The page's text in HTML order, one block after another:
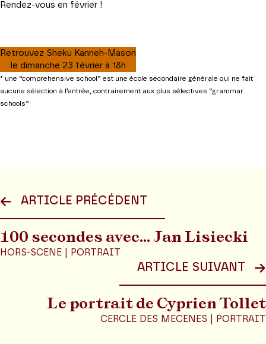
Rendez-vous en février !
Retrouvez Sheku Kanneh-Mason
le dimanche 23 février à 18h
* une “comprehensive school” est une école secondaire générale qui ne fait
aucune sélection à l’entrée, contrairement aux plus sélectives “grammar
schools”
ARTICLE PRÉCÉDENT
100 secondes avec… Jan Lisiecki
HORS-SCENE | PORTRAIT
ARTICLE SUIVANT
Le portrait de Cyprien Tollet
CERCLE DES MECENES | PORTRAIT